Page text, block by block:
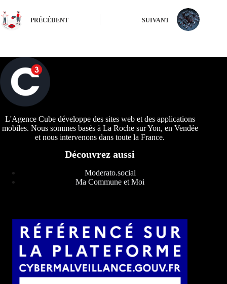
PRÉCÉDENT SUIVANT
L'Agence Cube développe des sites web et des applications
mobiles. Nous sommes basés à La Roche sur Yon, en Vendée
et nous intervenons dans toute la France.
Découvrez aussi
Moderato.social
Ma Commune et Moi